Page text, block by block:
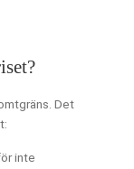
Det
inte